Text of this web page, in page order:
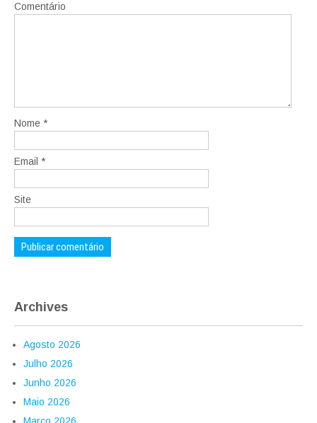
Comentário
Nome *
Email *
Site
Archives
Agosto 2026
Julho 2026
Junho 2026
Maio 2026